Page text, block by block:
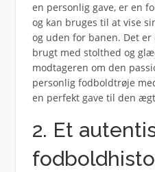
en personlig gave, er en
og kan bruges til at vise
og uden for banen. Det er
brugt med stolthed og
modtageren om den
personlig fodboldtrøje
en perfekt gave til den
2. Et